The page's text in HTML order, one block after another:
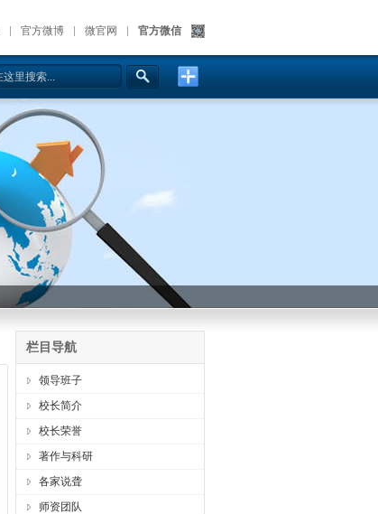
官方微博 微官网 官方微信
栏目导航
领导班子
校长简介
校长荣誉
著作与科研
各家说聋
师资团队